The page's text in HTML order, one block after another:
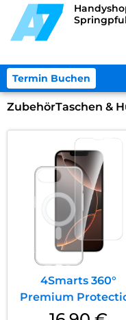
Termin Buchen
ZubehörTaschen &
4Smarts 360°
Premium
Set für Apple